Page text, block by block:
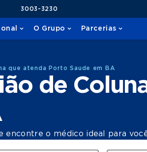
3003-3230
O Grupo Parcerias
que atenda Porto Saude em BA
de
encontre o médico ideal para